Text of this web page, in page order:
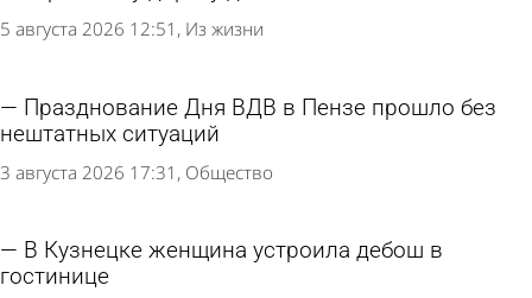
5 августа 2026 12:51 Из жизни
Празднование Дня ВДВ в Пензе прошло без
нештатных ситуаций
3 августа 2026 17:31 Общество
В Кузнецке женщина устроила дебош в
гостинице